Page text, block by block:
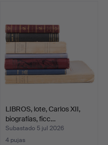
LIBROS, lote, Carlos XII,
biografías, ficc…
Subastado 5 jul 2026
4 pujas